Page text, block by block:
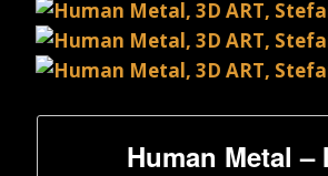
Human Metal –